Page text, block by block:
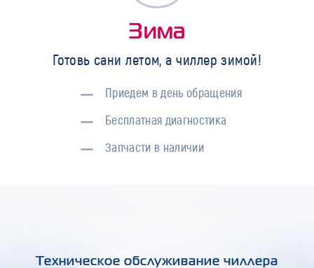
Зима
Готовь сани летом, а чиллер зимой!
Приедем в день обращения
Бесплатная диагностика
Запчасти в наличии
Техническое обслуживание чиллера